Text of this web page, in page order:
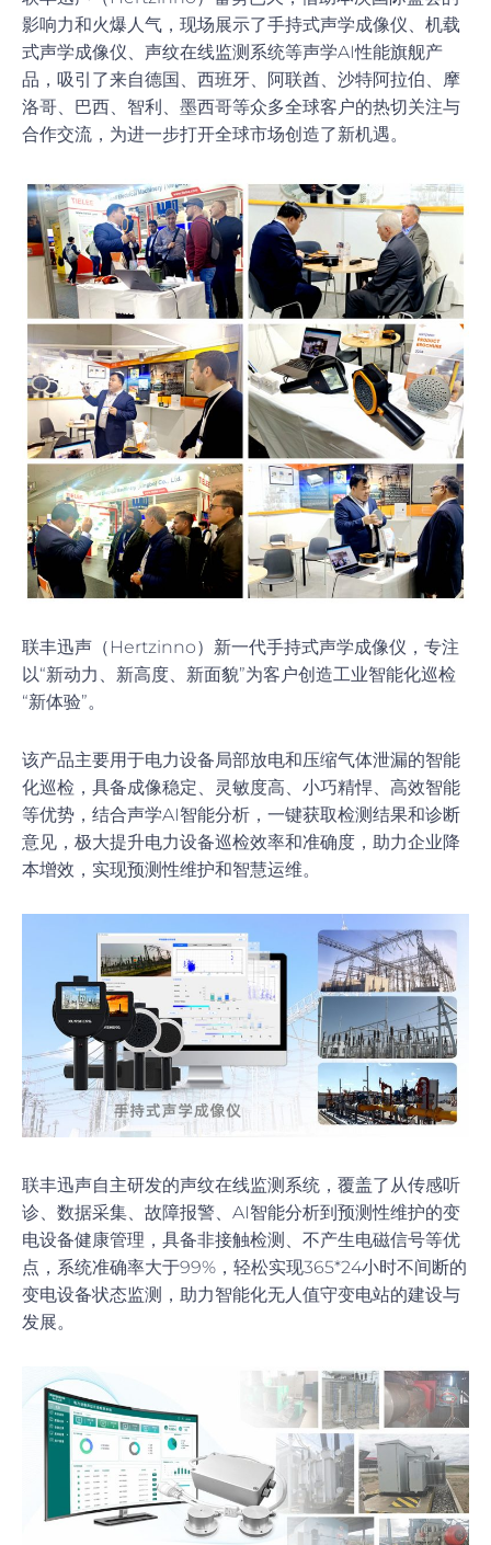
影响力和火爆人气，现场展示了手持式声学成像仪、机载
式声学成像仪、声纹在线监测系统等声学AI性能旗舰产
品，吸引了来自德国、西班牙、阿联酋、沙特阿拉伯、摩
洛哥、巴西、智利、墨西哥等众多全球客户的热切关注与
合作交流，为进一步打开全球市场创造了新机遇。
联丰迅声（Hertzinno）新一代手持式声学成像仪，专注
以“新动力、新高度、新面貌”为客户创造工业智能化巡检
“新体验”。
该产品主要用于电力设备局部放电和压缩气体泄漏的智能
化巡检，具备成像稳定、灵敏度高、小巧精悍、高效智能
等优势，结合声学AI智能分析，一键获取检测结果和诊断
意见，极大提升电力设备巡检效率和准确度，助力企业降
本增效，实现预测性维护和智慧运维。
联丰迅声自主研发的声纹在线监测系统，覆盖了从传感听
诊、数据采集、故障报警、AI智能分析到预测性维护的变
电设备健康管理，具备非接触检测、不产生电磁信号等优
点，系统准确率大于99%，轻松实现365*24小时不间断的
变电设备状态监测，助力智能化无人值守变电站的建设与
发展。